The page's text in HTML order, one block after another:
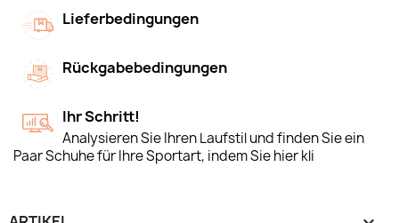
Lieferbedingungen
Rückgabebedingungen
Ihr Schritt!
Analysieren Sie Ihren Laufstil und finden Sie ein
Paar Schuhe für Ihre Sportart, indem Sie hier kli